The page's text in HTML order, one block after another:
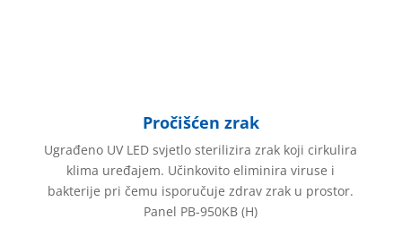
Pročišćen zrak
Ugrađeno UV LED svjetlo sterilizira zrak koji cirkulira
klima uređajem. Učinkovito eliminira viruse i
bakterije pri čemu isporučuje zdrav zrak u prostor.
Panel PB-950KB (H)